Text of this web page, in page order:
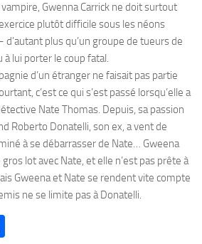
Gwenna Carrick ne doit surtout
plutôt difficile sous les néons
d’autant plus qu’un groupe de tueurs de
lui porter le coup fatal.
d’un étranger ne faisait pas partie
c’est ce qui s’est passé lorsqu’elle a
Nate Thomas. Depuis, sa passion
Roberto Donatelli, son ex, a vent de
à se débarrasser de Nate… Gweena
gros lot avec Nate, et elle n’est pas prête à
Gweena et Nate se rendent vite compte
ne se limite pas à Donatelli.